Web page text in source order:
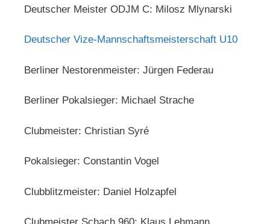
Deutscher Meister ODJM C: Milosz Mlynarski
Deutscher Vize-Mannschaftsmeisterschaft U10
Berliner Nestorenmeister: Jürgen Federau
Berliner Pokalsieger: Michael Strache
Clubmeister: Christian Syré
Pokalsieger: Constantin Vogel
Clubblitzmeister: Daniel Holzapfel